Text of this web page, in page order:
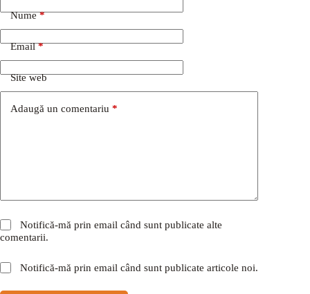
Nume*
Email*
Site web
Adaugă un comentariu *
Notifică-mă prin email când sunt publicate alte
comentarii.
Notifică-mă prin email când sunt publicate articole noi.